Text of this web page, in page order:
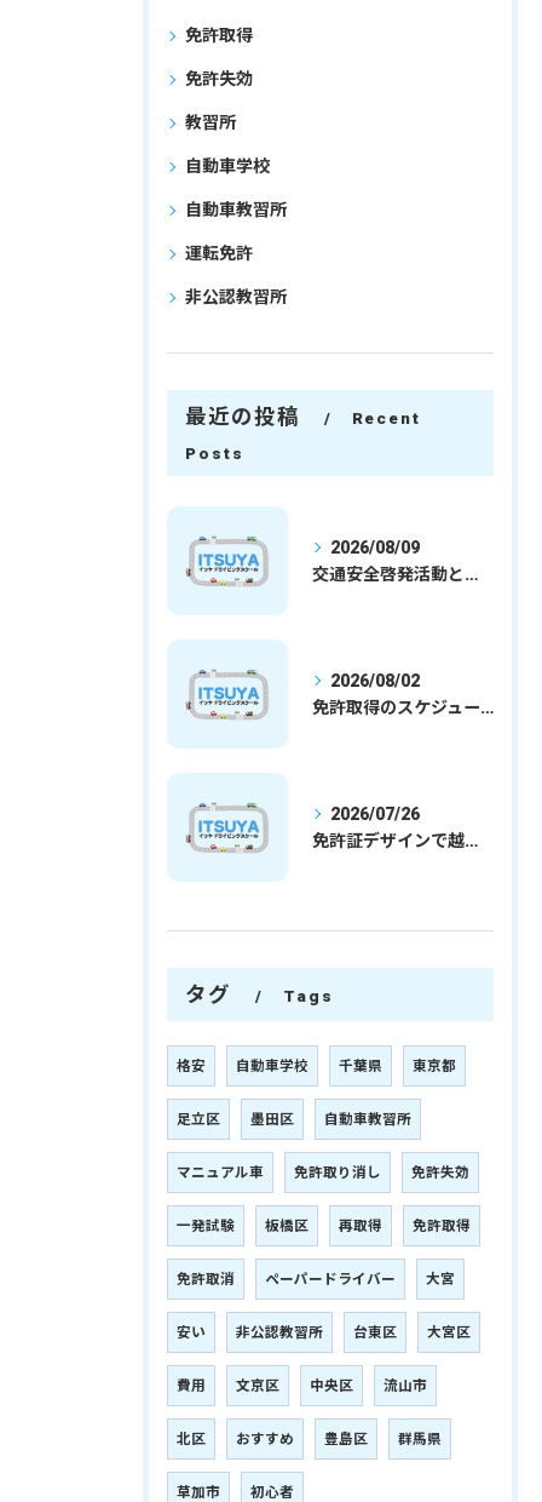
免許取得
免許失効
教習所
自動車学校
自動車教習所
運転免許
非公認教習所
最近の投稿
Recent
Posts
2026/08/09
交通安全啓発活動と埼玉県さいたま市行田市で免許取得を安心して目指すための実践ガイド
2026/08/02
免許取得のスケジュールを徹底解説学生社会人の通学合宿別プランで最短取得のコツ
2026/07/26
免許証デザインで越谷市愛を表現する埼玉県さいたま市越谷市の免許取得完全ガイド
タグ Tags
格安 自動車学校 千葉県 東京都
足立区 墨田区 自動車教習所
マニュアル車 免許取り消し 免許失効
一発試験 板橋区 再取得 免許取得
免許取消 ペーパードライバー 大宮
安い 非公認教習所 台東区 大宮区
費用 文京区 中央区 流山市
北区 おすすめ 豊島区 群馬県
草加市 初心者